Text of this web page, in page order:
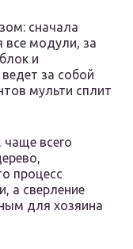
сначала
все модули, за
и
за собой
мульти сплит
всего
процесс
а сверление
для хозяина